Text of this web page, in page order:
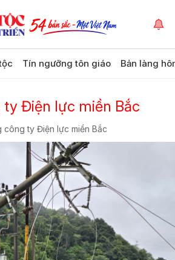
Tín ngưỡng tôn giáo Bản làng
ty Điện lực miền Bắc
công ty Điện lực miền Bắc